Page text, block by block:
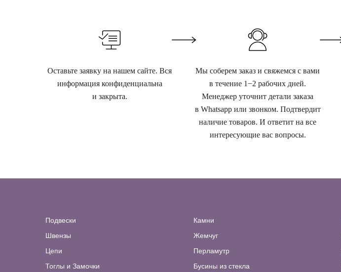
Оставьте заявку на нашем сайте. Вся
информация конфиденциальна
и закрыта.
Мы соберем заказ и свяжемся с вами
в течение 1−2 рабочих дней.
Менеджер уточнит детали заказа
в Whatsapp или звонком. Подтвердит
наличие товаров. И ответит на все
интересующие вас вопросы.
Подвески
Швензы
Цепи
Тоглы и Замочки
Камни
Жемчуг
Перламутр
Бусины из стекла